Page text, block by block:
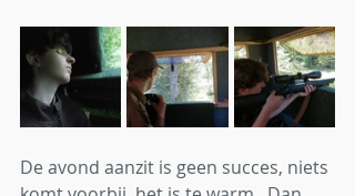
De avond aanzit is geen succes, niets